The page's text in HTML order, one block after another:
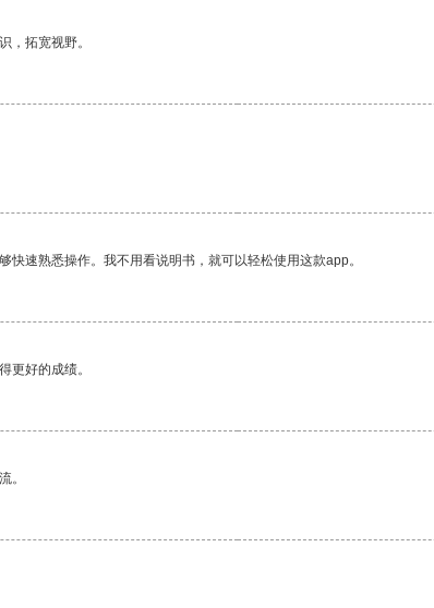
，拓宽视野。
速熟悉操作。我不用看说明书，就可以轻松使用这款app。
更好的成绩。
。